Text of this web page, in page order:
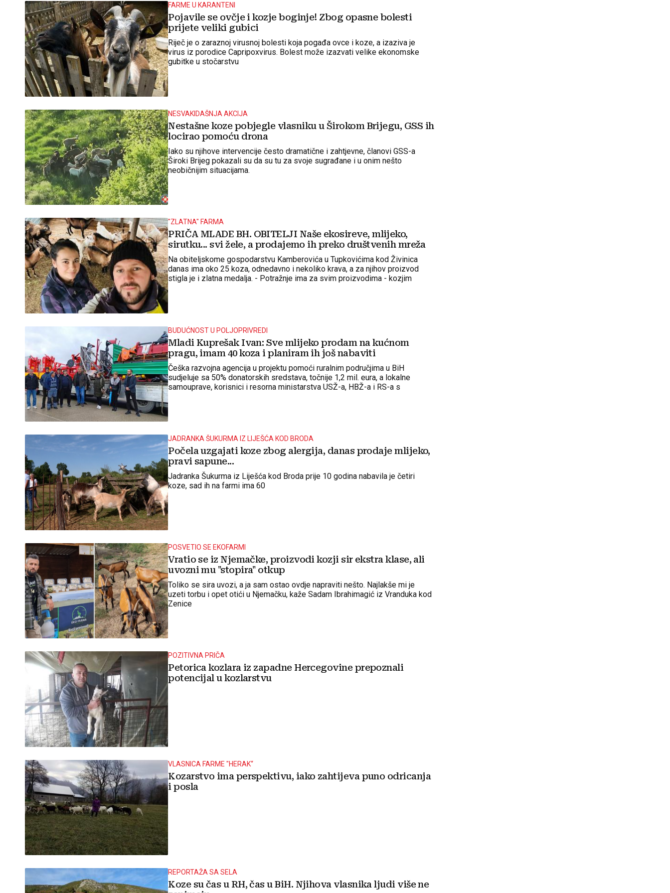
FARME U KARANTENI
Pojavile se ovčje i kozje boginje! Zbog opasne bolesti
prijete veliki gubici
Riječ je o zaraznoj virusnoj bolesti koja pogađa ovce i koze, a izaziva je
virus iz porodice Capripoxvirus. Bolest može izazvati velike ekonomske
gubitke u stočarstvu
NESVAKIDAŠNJA AKCIJA
Nestašne koze pobjegle vlasniku u Širokom Brijegu, GSS ih
locirao pomoću drona
Iako su njihove intervencije često dramatične i zahtjevne, članovi GSS-a
Široki Brijeg pokazali su da su tu za svoje sugrađane i u onim nešto
neobičnijim situacijama.
"ZLATNA" FARMA
PRIČA MLADE BH. OBITELJI Naše ekosireve, mlijeko,
sirutku... svi žele, a prodajemo ih preko društvenih mreža
Na obiteljskome gospodarstvu Kamberovića u Tupkovićima kod Živinica
danas ima oko 25 koza, odnedavno i nekoliko krava, a za njihov proizvod
stigla je i zlatna medalja. - Potražnje ima za svim proizvodima - kozjim
BUDUĆNOST U POLJOPRIVREDI
Mladi Kuprešak Ivan: Sve mlijeko prodam na kućnom
pragu, imam 40 koza i planiram ih još nabaviti
Češka razvojna agencija u projektu pomoći ruralnim područjima u BiH
sudjeluje sa 50% donatorskih sredstava, točnije 1,2 mil. eura, a lokalne
samouprave, korisnici i resorna ministarstva USŽ-a, HBŽ-a i RS-a s
JADRANKA ŠUKURMA IZ LIJEŠĆA KOD BRODA
Počela uzgajati koze zbog alergija, danas prodaje mlijeko,
pravi sapune...
Jadranka Šukurma iz Liješća kod Broda prije 10 godina nabavila je četiri
koze, sad ih na farmi ima 60
POSVETIO SE EKOFARMI
Vratio se iz Njemačke, proizvodi kozji sir ekstra klase, ali
uvozni mu "stopira" otkup
Toliko se sira uvozi, a ja sam ostao ovdje napraviti nešto. Najlakše mi je
uzeti torbu i opet otići u Njemačku, kaže Sadam Ibrahimagić iz Vranduka kod
Zenice
POZITIVNA PRIČA
Petorica kozlara iz zapadne Hercegovine prepoznali
potencijal u kozlarstvu
VLASNICA FARME "HERAK“
Kozarstvo ima perspektivu, iako zahtijeva puno odricanja
i posla
REPORTAŽA SA SELA
Koze su čas u RH, čas u BiH. Njihova vlasnika ljudi više ne